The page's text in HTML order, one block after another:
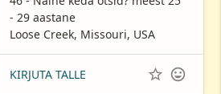
- 29 aastane
Loose Creek, Missouri, USA
KIRJUTA TALLE  